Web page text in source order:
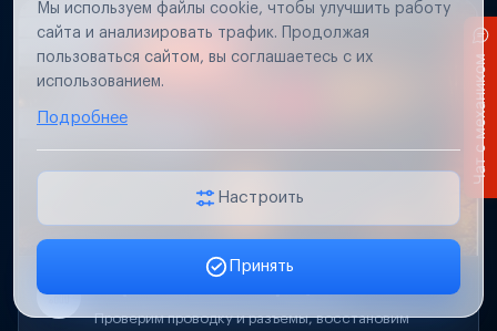
Проверим проводку и разъемы, восстановим
Мы используем файлы cookie, чтобы улучшить работу
сайта и анализировать трафик. Продолжая
пользоваться сайтом, вы соглашаетесь с их
использованием.
Подробнее
Настроить
Принять
Заявка онлайн
Чат с механиком